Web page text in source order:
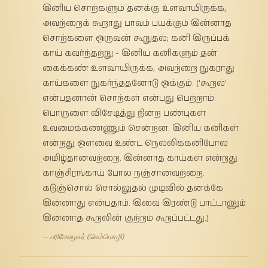
இனிய சொற்களும் தனக்கு உளவாயிருக்க,
அவற்றைக் கூறாது பாவம் பயக்கும் இன்னாத
சொற்களை ஒருவன் கூறுதல்; கனி இருப்பக்
காய் கவர்ந்தற்று - இனிய கனிகளும் தன்
கைக்கண் உளவாயிருக்க, அவற்றை நுகராது
காய்களை நுகர்ந்ததனோடு ஒக்கும். ('கூறல்'
என்பதனான் சொற்கள் என்பது பெற்றாம்.
பொருளை விசேடித்து நின்ற பண்புகள்
உவமைக்கண்ணும் சென்றன. இனிய கனிகள்
என்றது ஒளவை உண்ட நெல்லிக்கனிபோல
அமிழ்தானவற்றை. இன்னாத காய்கள் என்றது
காஞ்சிரங்காய் போல நஞ்சானவற்றை.
கடுஞ்சொல் சொல்லுதல் முடிவில் தனக்கே
இன்னாது என்பதாம். இவை இரண்டு பாட்டானும்
இன்னாத கூறலின் குற்றம் கூறப்பட்டது.)
— பரிமேலழகர் (செம்மொழி)